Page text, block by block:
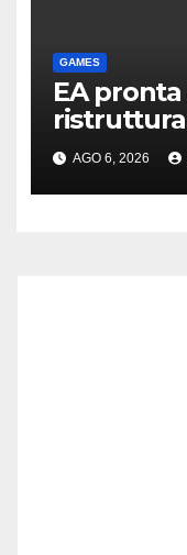
GAMES
EA
alla Borsa?
AGO 6, 2026